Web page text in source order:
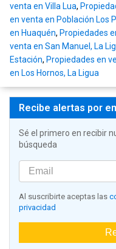
venta en Villa Lua,
en venta en Población Los
en Huaquén, Propiedades
venta en San Manuel, La
Estación, Propiedades en
en Los Hornos, La Ligua
Recibe alertas por
Sé el primero en recibir
búsqueda
Al suscribirte aceptas las
privacidad